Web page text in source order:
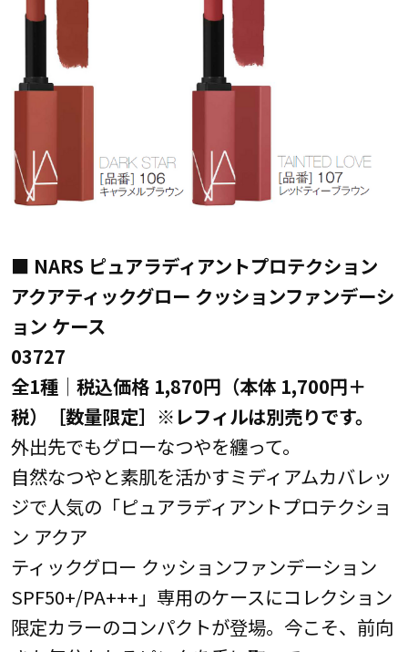
■ NARS ピュアラディアントプロテクション
アクアティックグロー クッションファンデーシ
ョン ケース
03727
全1種│税込価格 1,870円（本体 1,700円＋
税）［数量限定］※レフィルは別売りです。
外出先でもグローなつやを纏って。
自然なつやと素肌を活かすミディアムカバレッ
ジで人気の「ピュアラディアントプロテクショ
ン アクア
ティックグロー クッションファンデーション
SPF50+/PA+++」専用のケースにコレクション
限定カラーのコンパクトが登場。今こそ、前向